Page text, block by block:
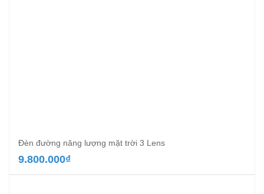
Đèn đường năng lượng mặt trời 3 Lens
9.800.000₫